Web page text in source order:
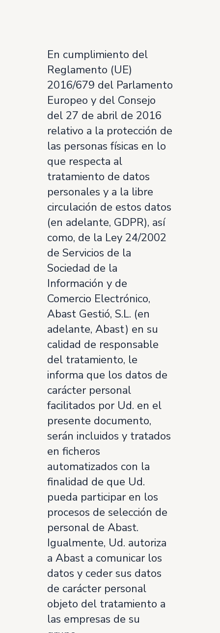
En cumplimiento del
Reglamento (UE)
2016/679 del Parlamento
Europeo y del Consejo
del 27 de abril de 2016
relativo a la protección de
las personas físicas en lo
que respecta al
tratamiento de datos
personales y a la libre
circulación de estos datos
(en adelante, GDPR), así
como, de la Ley 24/2002
de Servicios de la
Sociedad de la
Información y de
Comercio Electrónico,
Abast Gestió, S.L. (en
adelante, Abast) en su
calidad de responsable
del tratamiento, le
informa que los datos de
carácter personal
facilitados por Ud. en el
presente documento,
serán incluidos y tratados
en ficheros
automatizados con la
finalidad de que Ud.
pueda participar en los
procesos de selección de
personal de Abast.
Igualmente, Ud. autoriza
a Abast a comunicar los
datos y ceder sus datos
de carácter personal
objeto del tratamiento a
las empresas de su